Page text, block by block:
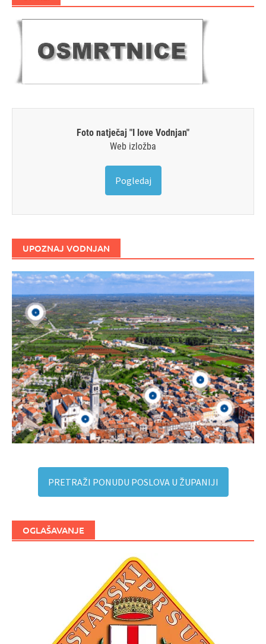
Foto natječaj "I love Vodnjan"
Web izložba
Pogledaj
UPOZNAJ VODNJAN
PRETRAŽI PONUDU POSLOVA U ŽUPANIJI
OGLAŠAVANJE